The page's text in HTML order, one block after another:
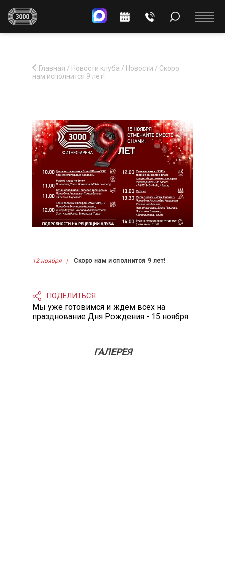
Главная / Новости клуба / Новости / Скоро
нам исполнится 9 лет!
12 ноября Скоро нам исполнится 9 лет!
ПОДЕЛИТЬСЯ
Мы уже готовимся и ждем всех на
празднование Дня Рождения - 15 ноября
ГАЛЕРЕЯ